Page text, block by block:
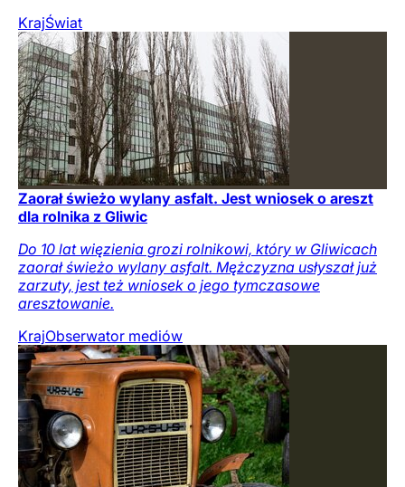
KrajŚwiat
Zaorał świeżo wylany asfalt. Jest wniosek o areszt
dla rolnika z Gliwic
Do 10 lat więzienia grozi rolnikowi, który w Gliwicach
zaorał świeżo wylany asfalt. Mężczyzna usłyszał już
zarzuty, jest też wniosek o jego tymczasowe
aresztowanie.
KrajObserwator mediów